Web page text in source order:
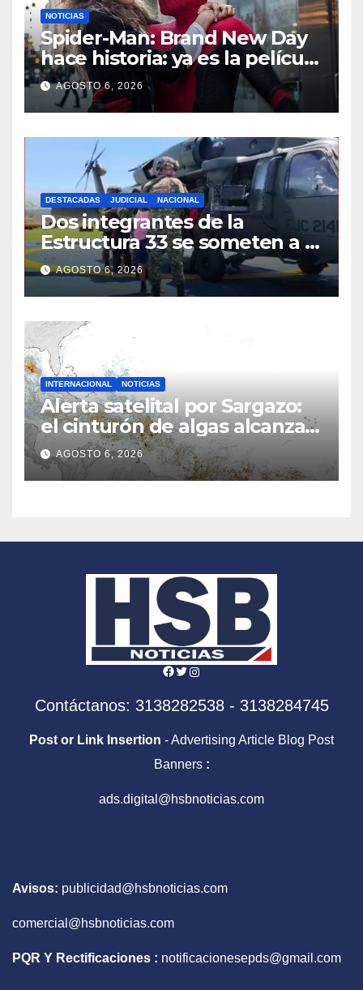
NOTICIAS
Spider-Man: Brand New Day
hace historia: ya es la película
más taquillera de 2026
AGOSTO 6, 2026
DESTACADAS JUDICIAL NACIONAL
Dos integrantes de la
Estructura 33 se someten a la
justicia en Catatumbo VIDEO
AGOSTO 6, 2026
INTERNACIONAL NOTICIAS
Alerta satelital por Sargazo:
el cinturón de algas alcanza
niveles sin precedentes
AGOSTO 6, 2026
Facebook
Twitter
Instagram
Contáctanos: 3138282538 - 3138284745
Post or Link Insertion - Advertising Article Blog Post
Banners :
ads.digital@hsbnoticias.com
Avisos: publicidad@hsbnoticias.com
comercial@hsbnoticias.com
PQR Y Rectificaciones : notificacionesepds@gmail.com